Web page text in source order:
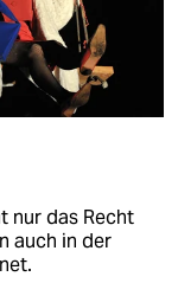
nur das Recht
auch in der